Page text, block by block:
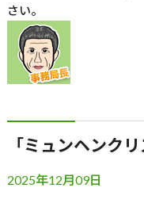
さい。
「ミュンヘンクリ
2025年12月09日